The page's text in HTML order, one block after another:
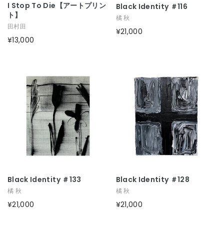
I Stop To Die【アートプリン
ト】
田村田
¥13,000
Black Identity ＃116
橘 秋
¥21,000
Black Identity ＃133
橘 秋
¥21,000
Black Identity ＃128
橘 秋
¥21,000